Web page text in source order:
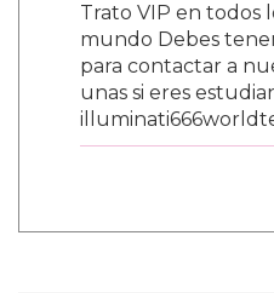
Trato VIP en todos
mundo Debes
para contactar a
unas si eres